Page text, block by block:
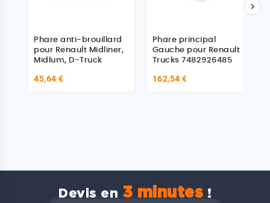
Phare anti-brouillard
pour Renault Midliner,
Midlum, D-Truck
45,64 €
Phare principal
Gauche pour Renault
Trucks 7482926485
162,54 €

Devis en 3 minutes !